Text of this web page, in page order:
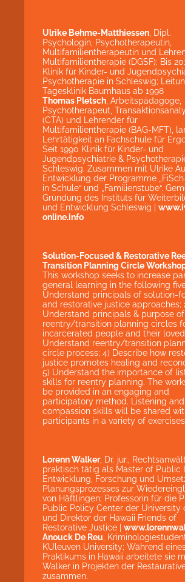
Ulrike Behme-Matthiessen, Dipl.
Psychologin, Psychotherapeutin,
Multifamilientherapeutin und
Multifamilientherapie (DGSF); Bis
Klinik für Kinder- und
Psychotherapie in Schleswig;
Tagesklinik Baumhaus ab 1998
Thomas Pletsch, Arbeitspädagoge,
Psychotherapeut,
(CTA) und Lehrender für
Multifamilientherapie (BAG-MFT),
Lehrtätigkeit an Fachschule für
Seit 1990 Klinik für Kinder- und
Jugendpsychiatrie &
Schleswig. Zusammen mit Ulrike
Entwicklung der Programme
in Schule“ und „Familienstube“.
Gründung des Instituts für
und Entwicklung Schleswig |
online.info
Solution-Focused & Restorative
Transition Planning Circle
This workshop seeks to increase
general learning in the following
Understand principals of solution-
and restorative justice approaches;
Understand principals & purpose of
reentry/transition planning circles
incarcerated people and their loved
Understand reentry/transition
circle process; 4) Describe how
justice promotes healing and
5) Understand the importance of
skills for reentry planning. The
be provided in an engaging and
participatory method. Listening and
compassion skills will be shared
participants in a variety of
Lorenn Walker, Dr. jur.,
praktisch tätig als Master of Public
Entwicklung, Forschung und
Planungsprozesses zur
von Häftlingen; Professorin für die
Public Policy Center der University
und Direktor der Hawaii Friends of
Restorative Justice |
Anouck De Reu,
KUleuven University; Während
Praktikums in Hawaii arbeitete sie
Walker in Projekten der
zusammen.